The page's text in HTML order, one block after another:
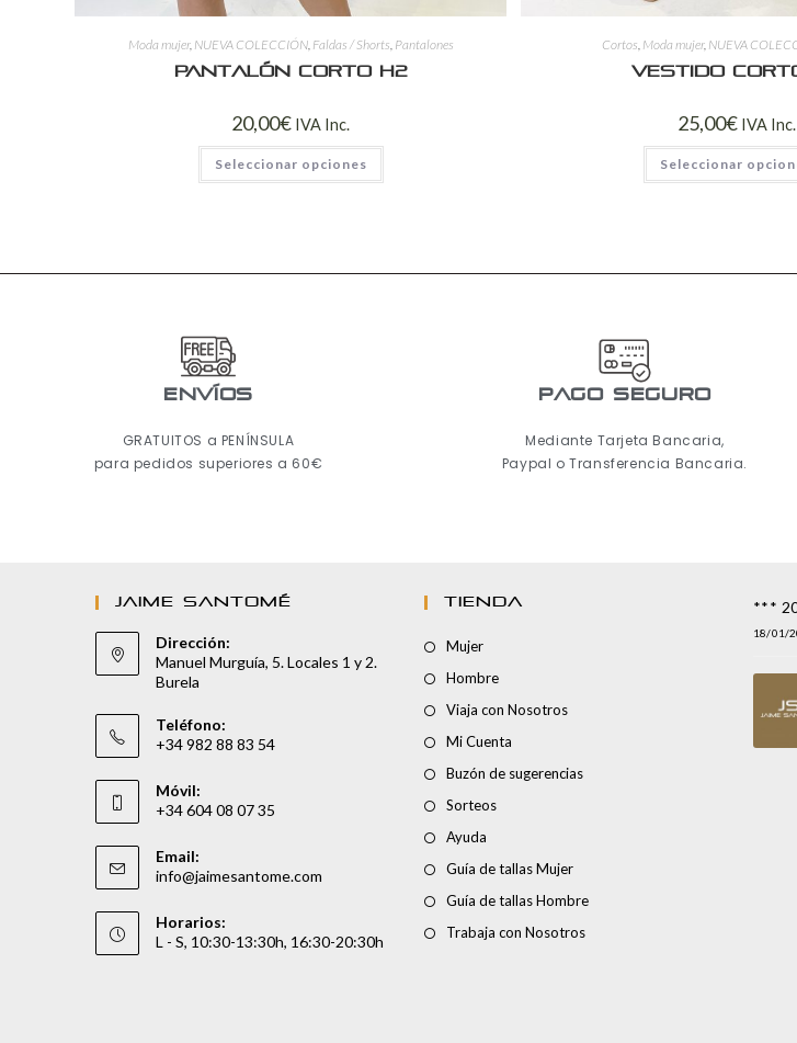
Moda mujer, NUEVA COLECCIÓN, Faldas / Shorts Pantalones
Pantalón Corto H2
20,00€ IVA Inc.
Seleccionar opciones
Cortos Moda mujer, NUEVA
Vestido
25,00€ IVA Inc.
Seleccionar
ENVÍOS
GRATUITOS a PENÍNSULA
para pedidos superiores a 60€
pago seguro
Mediante Tarjeta Bancaria,
Paypal o Transferencia Bancaria.
JAIME SANTOMÉ
Dirección:
Manuel Murguía, 5. Locales 1 y 2.
Burela
Teléfono:
+34 982 88 83 54
Móvil:
+34 604 08 07 35
Email:
info@jaimesantome.com
Horarios:
L - S, 10:30-13:30h, 16:30-20:30h
TIENDA
Mujer
Hombre
Viaja con Nosotros
Mi Cuenta
Buzón de sugerencias
Sorteos
Ayuda
Guía de tallas Mujer
Guía de tallas Hombre
Trabaja con Nosotros
***
18/01/